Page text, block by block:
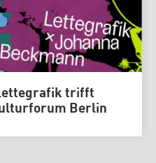
trifft
Berlin